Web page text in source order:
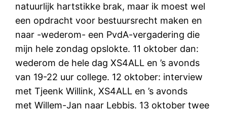
natuurlijk hartstikke brak, maar ik moest wel
een opdracht voor bestuursrecht maken en
naar -wederom- een PvdA-vergadering die
mijn hele zondag opslokte. 11 oktober dan:
wederom de hele dag XS4ALL en ’s avonds
van 19-22 uur college. 12 oktober: interview
met Tjeenk Willink, XS4ALL en ’s avonds
met Willem-Jan naar Lebbis. 13 oktober twee